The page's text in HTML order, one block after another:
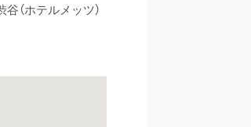
（ホテルメッツ）